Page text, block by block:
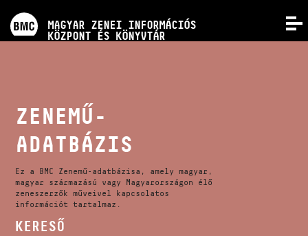
MAGYAR ZENEI INFORMÁCIÓS
KÖZPONT ÉS KÖNYVTÁR
KÉPZÉSEK
KIADVÁNYOK
RÓLUNK
ZENEMŰ-
ADATBÁZIS
Ez a BMC Zenemű-adatbázisa, amely magyar,
magyar származású vagy Magyarországon élő
zeneszerzők műveivel kapcsolatos
információt tartalmaz.
KERESŐ